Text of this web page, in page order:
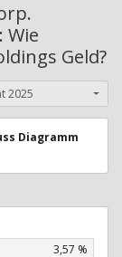
Wie
Geld?
2025
Diagramm
3,57 %